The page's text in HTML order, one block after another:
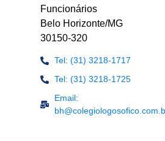
Funcionários
Belo Horizonte/MG
30150-320
Tel: (31) 3218-1717
Tel: (31) 3218-1725
Email: